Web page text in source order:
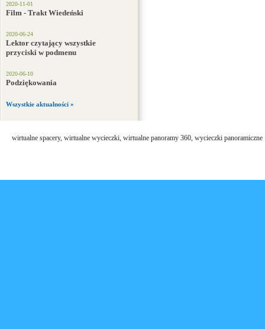
2020-11-01
Film - Trakt Wiedeński
2020-06-24
Lektor czytający wszystkie
przyciski w podmenu
2020-06-10
Podziękowania
Wszystkie aktualności »
wirtualne spacery, wirtualne wycieczki, wirtualne panoramy 360, wycieczki panoramiczne